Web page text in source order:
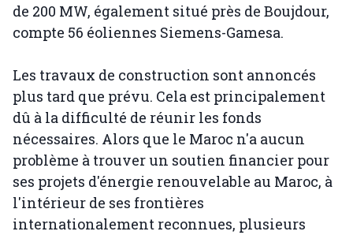
de 200 MW, également situé près de Boujdour,
compte 56 éoliennes Siemens-Gamesa.
Les travaux de construction sont annoncés
plus tard que prévu. Cela est principalement
dû à la difficulté de réunir les fonds
nécessaires. Alors que le Maroc n'a aucun
problème à trouver un soutien financier pour
ses projets d'énergie renouvelable au Maroc, à
l'intérieur de ses frontières
internationalement reconnues, plusieurs